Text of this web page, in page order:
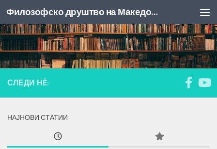
Skip to content Филозофско друштво на Македонија
СЛЕДИ НÈ:
НАЈНОВИ СТАТИИ